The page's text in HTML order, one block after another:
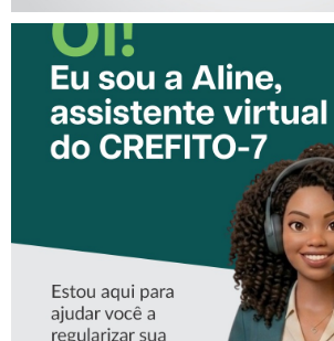
CONHEÇA A
ASSISTENTE
CREFITO-7